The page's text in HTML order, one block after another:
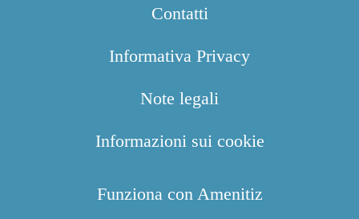
Contatti
Informativa Privacy
Note legali
Informazioni sui cookie
Funziona con Amenitiz